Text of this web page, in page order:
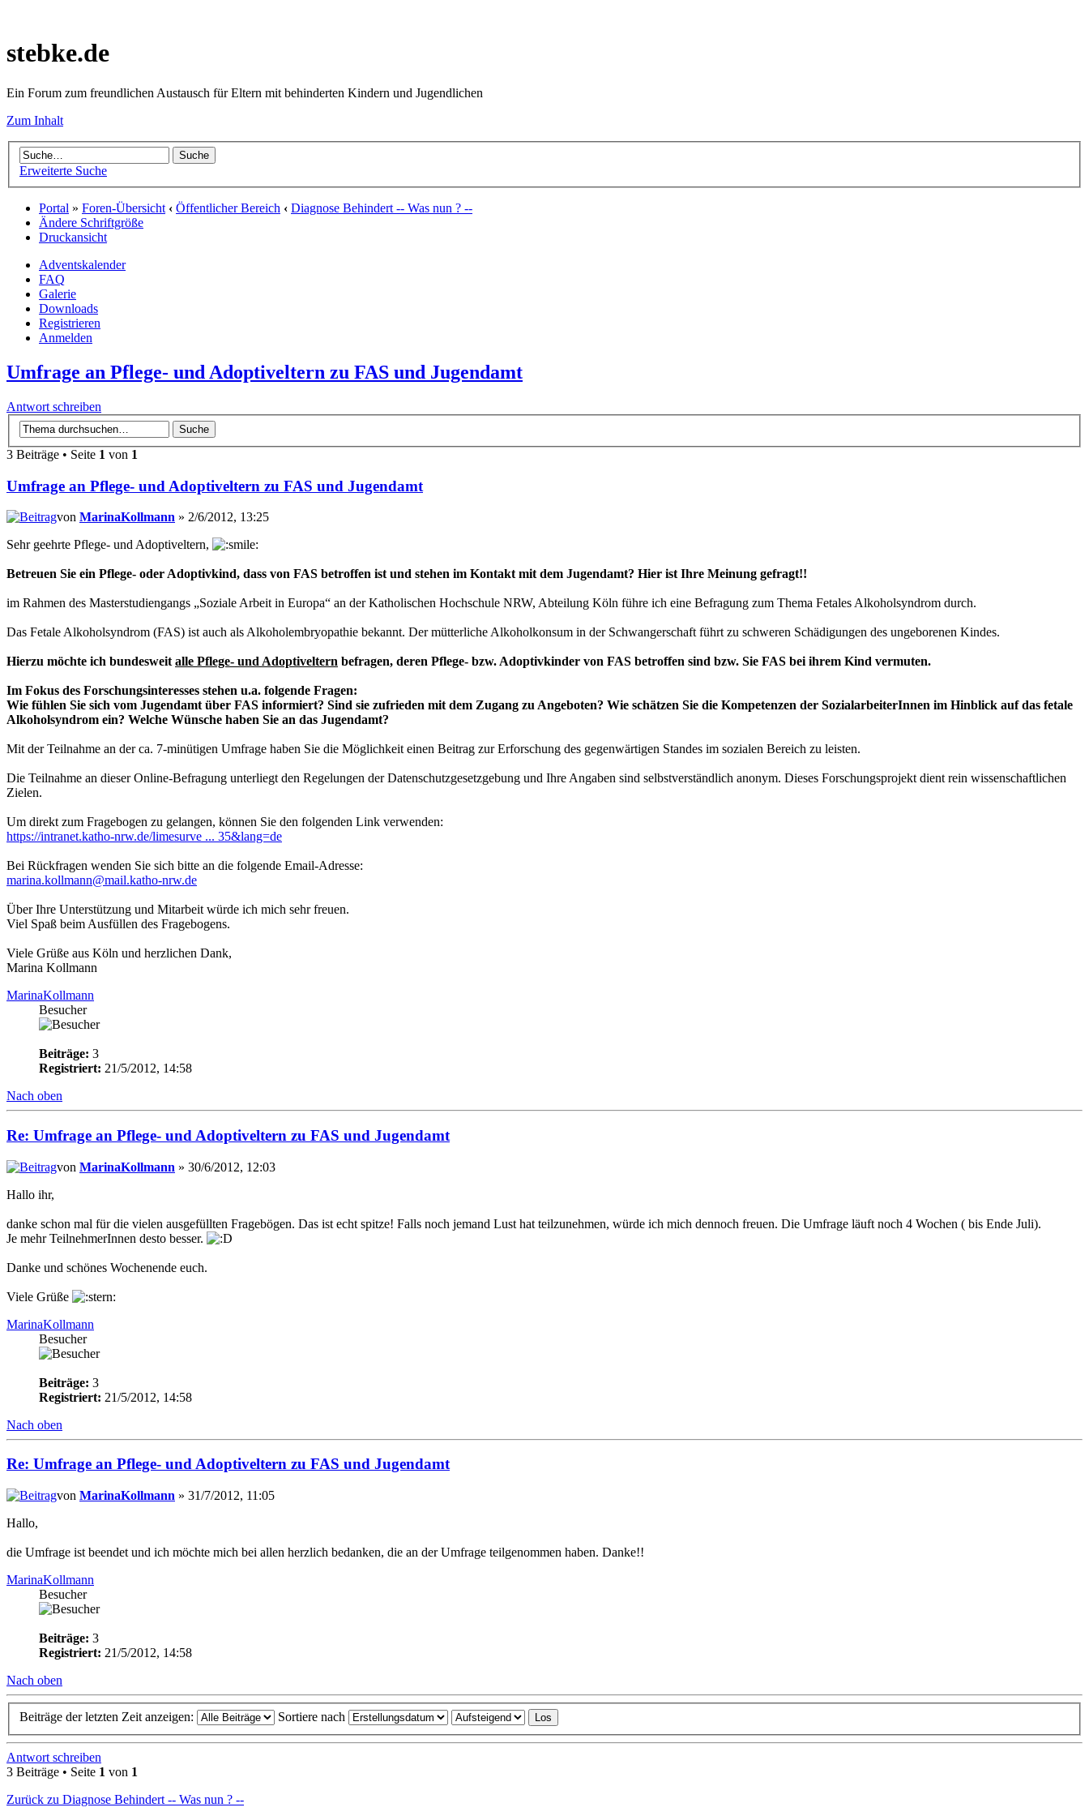
stebke.de
Ein Forum zum freundlichen Austausch für Eltern mit behinderten Kindern und Jugendlichen
Zum Inhalt
Erweiterte Suche
Portal » Foren-Übersicht ‹ Öffentlicher Bereich ‹ Diagnose Behindert -- Was nun ? --
Ändere Schriftgröße
Druckansicht
Adventskalender
FAQ
Galerie
Downloads
Registrieren
Anmelden
Umfrage an Pflege- und Adoptiveltern zu FAS und Jugendamt
Antwort schreiben
3 Beiträge • Seite 1 von 1
Umfrage an Pflege- und Adoptiveltern zu FAS und Jugendamt
von MarinaKollmann » 2/6/2012, 13:25
Sehr geehrte Pflege- und Adoptiveltern,
Betreuen Sie ein Pflege- oder Adoptivkind, dass von FAS betroffen ist und stehen im Kontakt mit dem Jugendamt? Hier ist Ihre Meinung gefragt!!
im Rahmen des Masterstudiengangs „Soziale Arbeit in Europa“ an der Katholischen Hochschule NRW, Abteilung Köln führe ich eine Befragung zum Thema Fetales Alkoholsyndrom durch.
Das Fetale Alkoholsyndrom (FAS) ist auch als Alkoholembryopathie bekannt. Der mütterliche Alkoholkonsum in der Schwangerschaft führt zu schweren Schädigungen des ungeborenen Kindes.
Hierzu möchte ich bundesweit alle Pflege- und Adoptiveltern befragen, deren Pflege- bzw. Adoptivkinder von FAS betroffen sind bzw. Sie FAS bei ihrem Kind vermuten.
Im Fokus des Forschungsinteresses stehen u.a. folgende Fragen:
Wie fühlen Sie sich vom Jugendamt über FAS informiert? Sind sie zufrieden mit dem Zugang zu Angeboten? Wie schätzen Sie die Kompetenzen der SozialarbeiterInnen im Hinblick auf das fetale
Alkoholsyndrom ein? Welche Wünsche haben Sie an das Jugendamt?
Mit der Teilnahme an der ca. 7-minütigen Umfrage haben Sie die Möglichkeit einen Beitrag zur Erforschung des gegenwärtigen Standes im sozialen Bereich zu leisten.
Die Teilnahme an dieser Online-Befragung unterliegt den Regelungen der Datenschutzgesetzgebung und Ihre Angaben sind selbstverständlich anonym. Dieses Forschungsprojekt dient rein wissenschaftlichen
Zielen.
Um direkt zum Fragebogen zu gelangen, können Sie den folgenden Link verwenden:
https://intranet.katho-nrw.de/limesurve ... 35&lang=de
Bei Rückfragen wenden Sie sich bitte an die folgende Email-Adresse:
marina.kollmann@mail.katho-nrw.de
Über Ihre Unterstützung und Mitarbeit würde ich mich sehr freuen.
Viel Spaß beim Ausfüllen des Fragebogens.
Viele Grüße aus Köln und herzlichen Dank,
Marina Kollmann
MarinaKollmann
Besucher
Beiträge: 3
Registriert: 21/5/2012, 14:58
Nach oben
Re: Umfrage an Pflege- und Adoptiveltern zu FAS und Jugendamt
von MarinaKollmann » 30/6/2012, 12:03
Hallo ihr,
danke schon mal für die vielen ausgefüllten Fragebögen. Das ist echt spitze! Falls noch jemand Lust hat teilzunehmen, würde ich mich dennoch freuen. Die Umfrage läuft noch 4 Wochen ( bis Ende Juli).
Je mehr TeilnehmerInnen desto besser.
Danke und schönes Wochenende euch.
Viele Grüße
MarinaKollmann
Besucher
Beiträge: 3
Registriert: 21/5/2012, 14:58
Nach oben
Re: Umfrage an Pflege- und Adoptiveltern zu FAS und Jugendamt
von MarinaKollmann » 31/7/2012, 11:05
Hallo,
die Umfrage ist beendet und ich möchte mich bei allen herzlich bedanken, die an der Umfrage teilgenommen haben. Danke!!
MarinaKollmann
Besucher
Beiträge: 3
Registriert: 21/5/2012, 14:58
Nach oben
Beiträge der letzten Zeit anzeigen: Sortiere nach
Antwort schreiben
3 Beiträge • Seite 1 von 1
Zurück zu Diagnose Behindert -- Was nun ? --